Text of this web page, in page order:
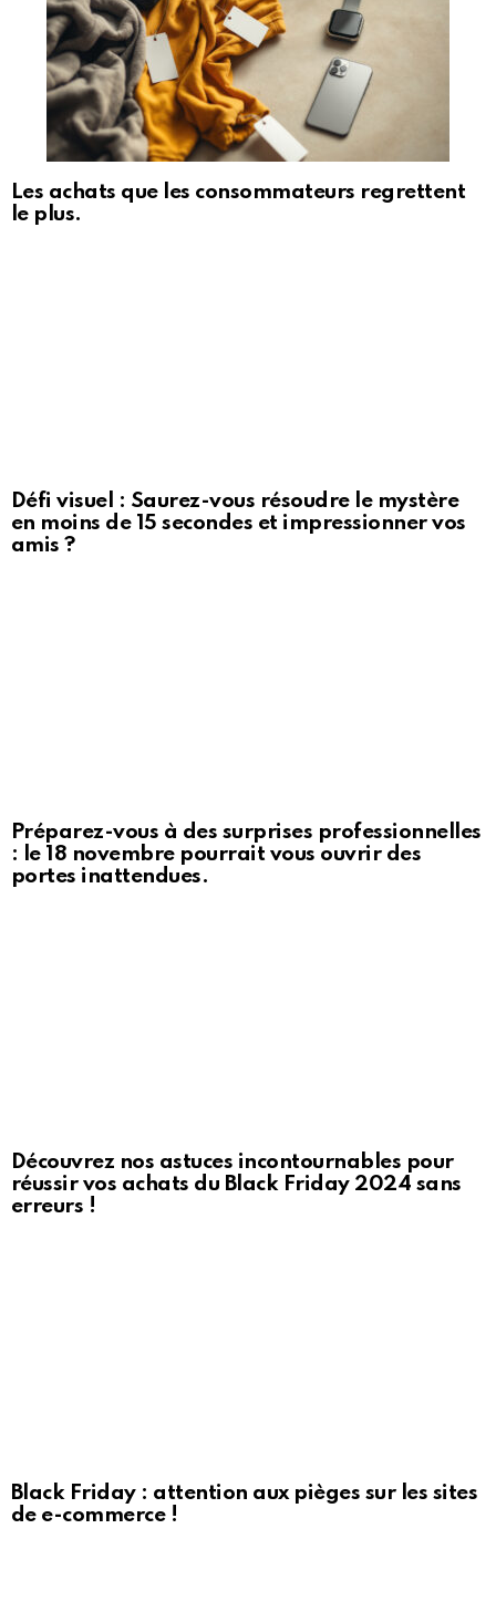
Les achats que les consommateurs regrettent
le plus.
Défi visuel : Saurez-vous résoudre le mystère
en moins de 15 secondes et impressionner vos
amis ?
Préparez-vous à des surprises professionnelles
: le 18 novembre pourrait vous ouvrir des
portes inattendues.
Découvrez nos astuces incontournables pour
réussir vos achats du Black Friday 2024 sans
erreurs !
Black Friday : attention aux pièges sur les sites
de e-commerce !